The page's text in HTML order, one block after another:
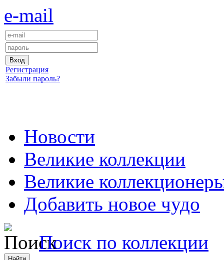
e-mail
Регистрация
Забыли пароль?
Новости
Великие коллекции
Великие
Добавить новое чудо
Поиск по коллекции